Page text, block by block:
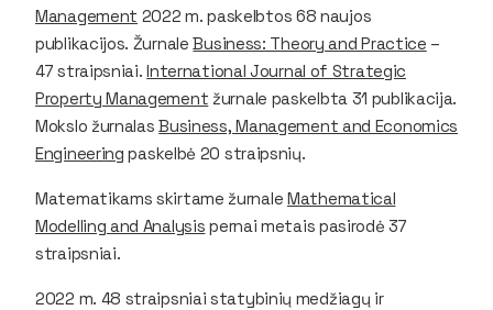
Management 2022 m. paskelbtos 68 naujos
publikacijos. ŽurnaleBusiness: Theory and Practice –
47 straipsniai.International Journal of Strategic
Property Management žurnale paskelbta 31 publikacija.
Mokslo žurnalasBusiness, Management and Economics
Engineering paskelbė 20 straipsnių.
Matematikams skirtame žurnale Mathematical
Modelling and Analysis pernai metais pasirodė 37
straipsniai.
2022 m. 48 straipsniai statybinių medžiagų ir